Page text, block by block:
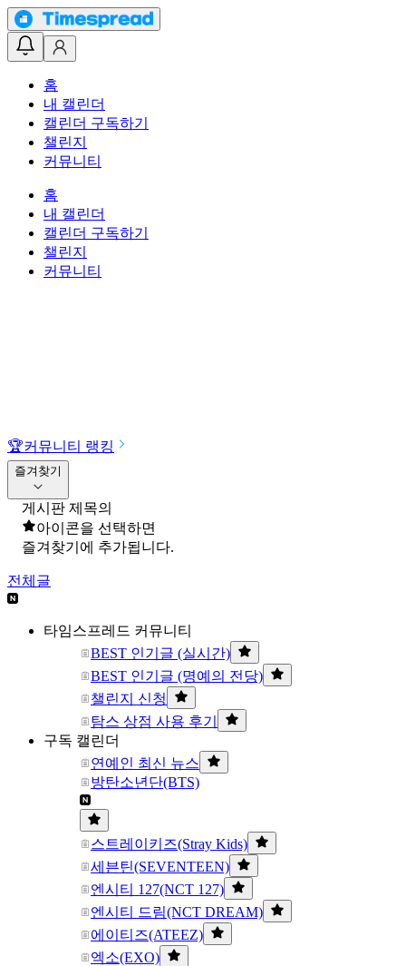
홈
내 캘린더
캘린더 구독하기
챌린지
커뮤니티
홈
내 캘린더
캘린더 구독하기
챌린지
커뮤니티
🏆커뮤니티 랭킹
즐겨찾기
게시판 제목의
아이콘을 선택하면
즐겨찾기에 추가됩니다.
전체글
타임스프레드 커뮤니티
BEST 인기글 (실시간)
BEST 인기글 (명예의 전당)
챌린지 신청
탐스 상점 사용 후기
구독 캘린더
연예인 최신 뉴스
방탄소년단(BTS)
스트레이키즈(Stray Kids)
세븐틴(SEVENTEEN)
엔시티 127(NCT 127)
엔시티 드림(NCT DREAM)
에이티즈(ATEEZ)
엑소(EXO)